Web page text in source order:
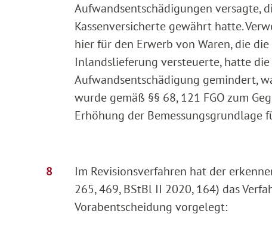
Aufwandsentschädigungen versagte,
Kassenversicherte gewährt hatte.
hier für den Erwerb von Waren, die
Inlandslieferung versteuerte, hatte
Aufwandsentschädigung gemindert,
wurde gemäß §§ 68, 121 FGO zum
Erhöhung der Bemessungsgrundlage
Im Revisionsverfahren hat der
265, 469, BStBl II 2020, 164) das
Vorabentscheidung vorgelegt: